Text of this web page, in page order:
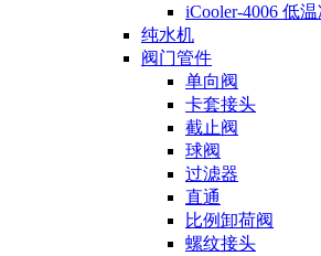
iCooler-4006 低
纯水机
阀门管件
单向阀
卡套接头
截止阀
球阀
过滤器
直通
比例卸荷阀
螺纹接头